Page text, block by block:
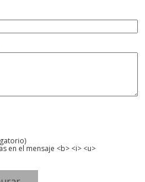
en el mensaje <b> <i> <u>